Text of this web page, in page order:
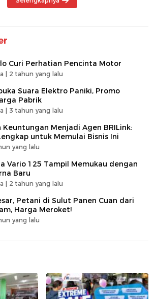
Curi Perhatian Pencinta Motor
| 2 tahun yang lalu
Suara Elektro Paniki, Promo
Pabrik
| 3 tahun yang lalu
Keuntungan Menjadi Agen BRILink:
untuk Memulai Bisnis Ini
yang lalu
Vario 125 Tampil Memukau dengan
Baru
| 2 tahun yang lalu
Petani di Sulut Panen Cuan dari
Harga Meroket!
yang lalu